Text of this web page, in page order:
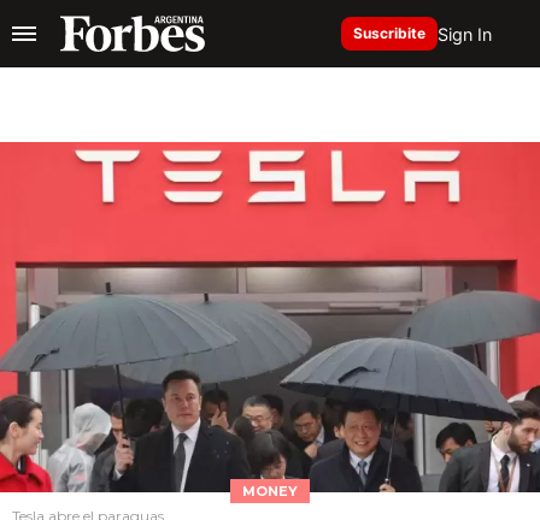
Suscribite Sign In
MONEY
Tesla abre el paraguas.